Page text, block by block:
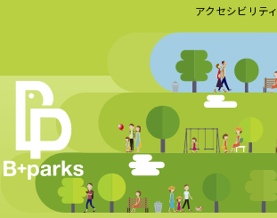
アクセシビリティ